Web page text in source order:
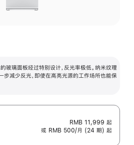
玻璃面板经过特别设计，反光率极低。纳米纹理
步减少反光，即使在高亮光源的工作场所也能保
RMB 11,999 起
或 RMB 500/月 (24 期) 起